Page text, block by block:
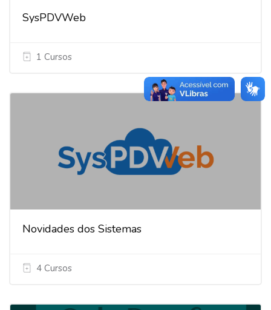
SysPDVWeb
1 Cursos
Novidades dos Sistemas
4 Cursos